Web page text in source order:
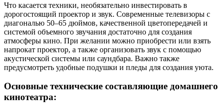
Что касается техники, необязательно инвестировать в
дорогостоящий проектор и звук. Современные телевизоры с
диагональю 50–65 дюймов, качественной цветопередачей и
системой объемного звучания достаточно для создания
атмосферы кино. При желании можно приобрести или взять
напрокат проектор, а также организовать звук с помощью
акустической системы или саундбара. Важно также
предусмотреть удобные подушки и пледы для создания уюта.
Основные технические составляющие домашнего
кинотеатра: